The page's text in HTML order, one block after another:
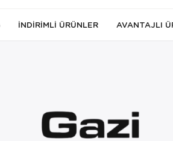
İNDIRIMLI ÜRÜNLER AVANTAJLI